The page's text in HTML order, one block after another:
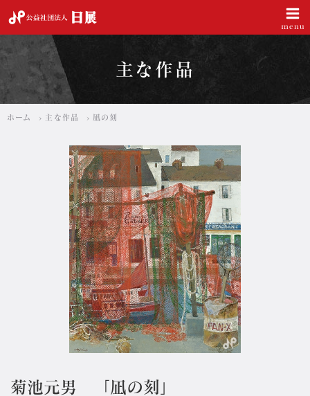
主な作品
ホーム 主な作品 凪の刻
菊池元男 「凪の刻」